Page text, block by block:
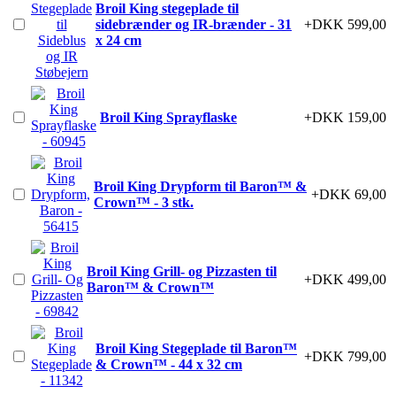
Broil King stegeplade til
sidebrænder og IR-brænder - 31
x 24 cm
+DKK 599,00
Broil King Sprayflaske +DKK 159,00
Broil King Drypform til Baron™ &
Crown™ - 3 stk.
+DKK 69,00
Broil King Grill- og Pizzasten til
Baron™ & Crown™
+DKK 499,00
Broil King Stegeplade til Baron™
& Crown™ - 44 x 32 cm
+DKK 799,00